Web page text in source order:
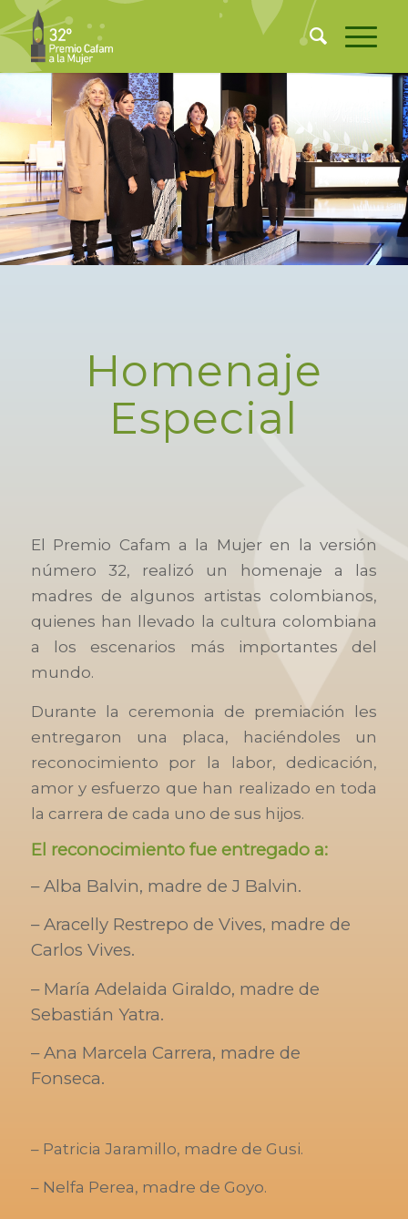
Homenaje
Especial
El Premio Cafam a la Mujer en la versión
número 32, realizó un homenaje a las
madres de algunos artistas colombianos,
quienes han llevado la cultura colombiana
a los escenarios más importantes del
mundo.
Durante la ceremonia de premiación les
entregaron una placa, haciéndoles un
reconocimiento por la labor, dedicación,
amor y esfuerzo que han realizado en toda
la carrera de cada uno de sus hijos.
El reconocimiento fue entregado a:
– Alba Balvin, madre de J Balvin.
– Aracelly Restrepo de Vives, madre de
Carlos Vives.
– María Adelaida Giraldo, madre de
Sebastián Yatra.
– Ana Marcela Carrera, madre de
Fonseca.
– Patricia Jaramillo, madre de Gusi.
– Nelfa Perea, madre de Goyo.